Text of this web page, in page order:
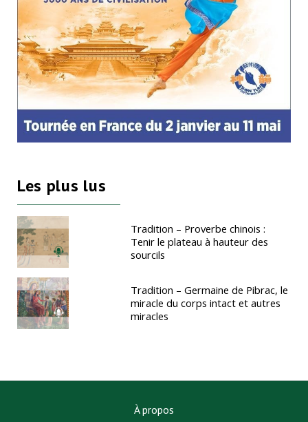
Les plus lus
Tradition – Proverbe chinois :
Tenir le plateau à hauteur des
sourcils
Tradition – Germaine de Pibrac, le
miracle du corps intact et autres
miracles
À propos